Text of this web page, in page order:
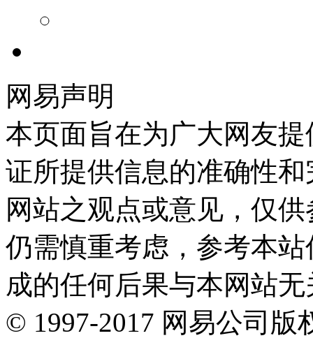
网易声明
本页面旨在为广大网友
证所提供信息的准确性
网站之观点或意见，仅
仍需慎重考虑，参考本
成的任何后果与本网站
© 1997-2017 网易公司版